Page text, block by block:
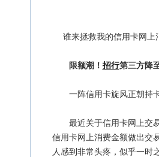
谁来拯救我的信用卡网上
限额潮！ 招行第三方降
一阵信用卡旋风正朝持卡
最近关于信用卡网上交易
信用卡网上消费金额做出交
人感到非常头疼，似乎一时